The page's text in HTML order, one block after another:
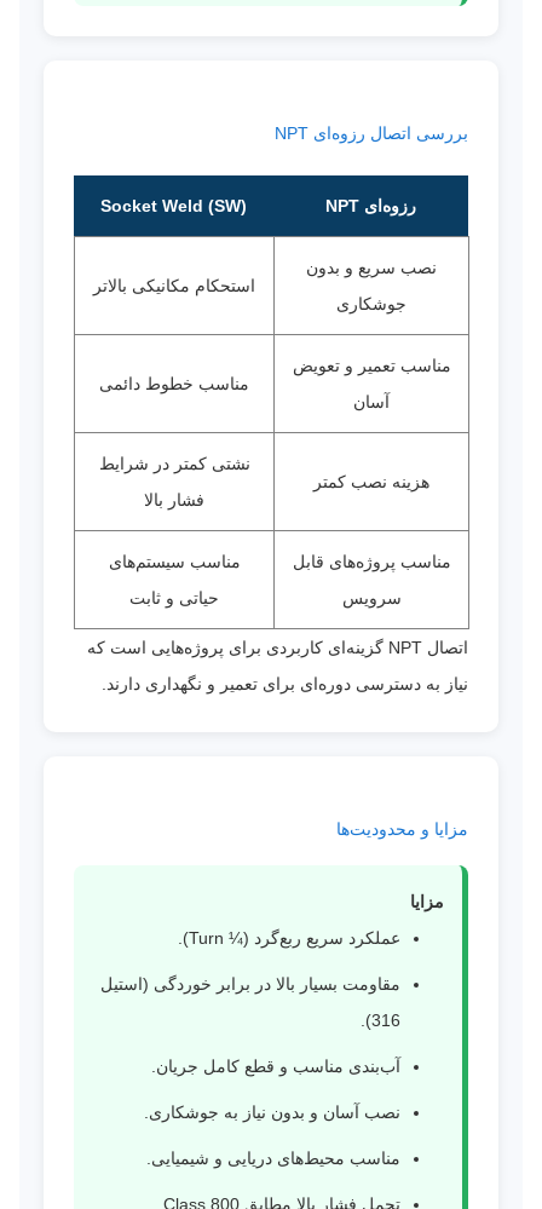
بررسی اتصال رزوه‌ای NPT
رزوه‌ای NPT Socket Weld (SW)
نصب سریع و بدون
جوشکاری
استحکام مکانیکی بالاتر
مناسب تعمیر و تعویض
آسان
مناسب خطوط دائمی
هزینه نصب کمتر
نشتی کمتر در شرایط
فشار بالا
مناسب پروژه‌های قابل
سرویس
مناسب سیستم‌های
حیاتی و ثابت
اتصال NPT گزینه‌ای کاربردی برای پروژه‌هایی است که
نیاز به دسترسی دوره‌ای برای تعمیر و نگهداری دارند.
مزایا و محدودیت‌ها
مزایا
عملکرد سریع ربع‌گرد (¼ Turn).
مقاومت بسیار بالا در برابر خوردگی (استیل
316).
آب‌بندی مناسب و قطع کامل جریان.
نصب آسان و بدون نیاز به جوشکاری.
مناسب محیط‌های دریایی و شیمیایی.
تحمل فشار بالا مطابق Class 800.